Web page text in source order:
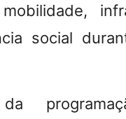
social